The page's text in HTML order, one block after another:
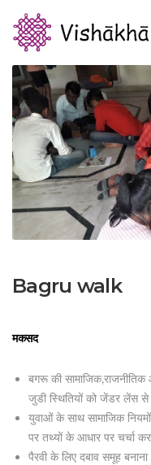
Bagru walk
मकसद
बगरू की
जुडी स्थितियों को जेंडर लेंस
युवाओं के साथ सामाजिक नियमों
पर तथ्यों के आधार पर चर्चा
पैरवी के लिए दबाव समूह बनाना